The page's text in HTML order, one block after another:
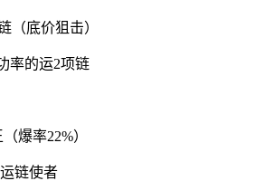
（底价狙击）
率的运2项链
爆率22%）
链使者